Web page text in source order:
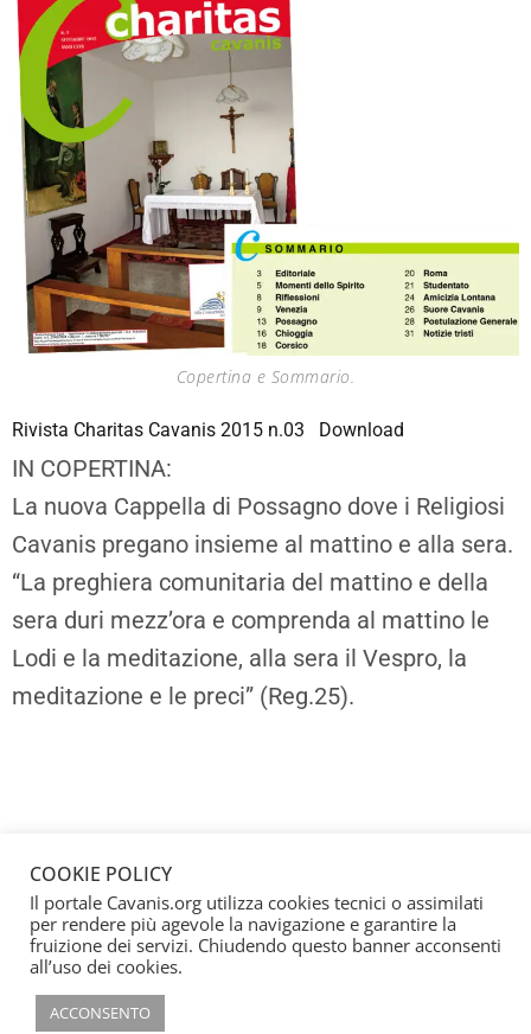
Copertina e Sommario.
Rivista Charitas Cavanis 2015 n.03 Download
IN COPERTINA:
La nuova Cappella di Possagno dove i Religiosi
Cavanis pregano insieme al mattino e alla sera.
“La preghiera comunitaria del mattino e della
sera duri mezz’ora e comprenda al mattino le
Lodi e la meditazione, alla sera il Vespro, la
meditazione e le preci” (Reg.25).
COOKIE POLICY
Il portale Cavanis.org utilizza cookies tecnici o assimilati
per rendere più agevole la navigazione e garantire la
fruizione dei servizi. Chiudendo questo banner acconsenti
all’uso dei cookies.
ACCONSENTO